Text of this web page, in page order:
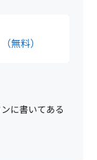
（無料）
に書いてある